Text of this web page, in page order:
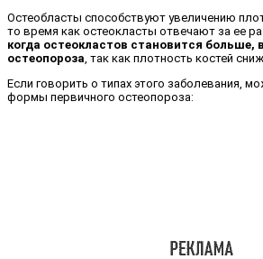
Остеобласты способствуют увеличению
то время как остеокласты отвечают за ее
когда остеокластов становится больше,
остеопороза , так как плотность костей
Если говорить о типах этого заболевания,
формы первичного остеопороза: